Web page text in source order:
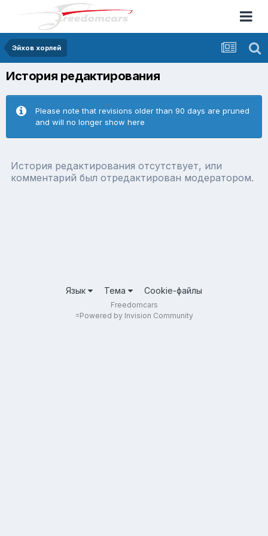
Эйхов хорлей
История редактирования
Please note that revisions older than 90 days are pruned
and will no longer show here
История редактирования отсутствует, или
комментарий был отредактирован модератором.
Язык Тема Cookie-файлы
Freedomcars
=Powered by Invision Community